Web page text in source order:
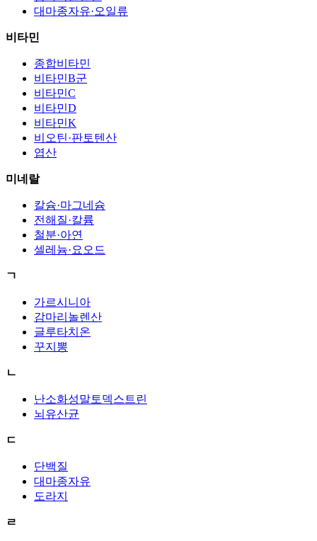
대마종자유·오일류
비타민
종합비타민
비타민B군
비타민C
비타민D
비타민K
비오틴·판토텐산
엽산
미네랄
칼슘·마그네슘
전해질·칼륨
철분·아연
셀레늄·요오드
ㄱ
가르시니아
감마리놀렌산
글루타치온
꾸지뽕
ㄴ
난소화성말토덱스트린
뇌유산균
ㄷ
단백질
대마종자유
도라지
ㄹ